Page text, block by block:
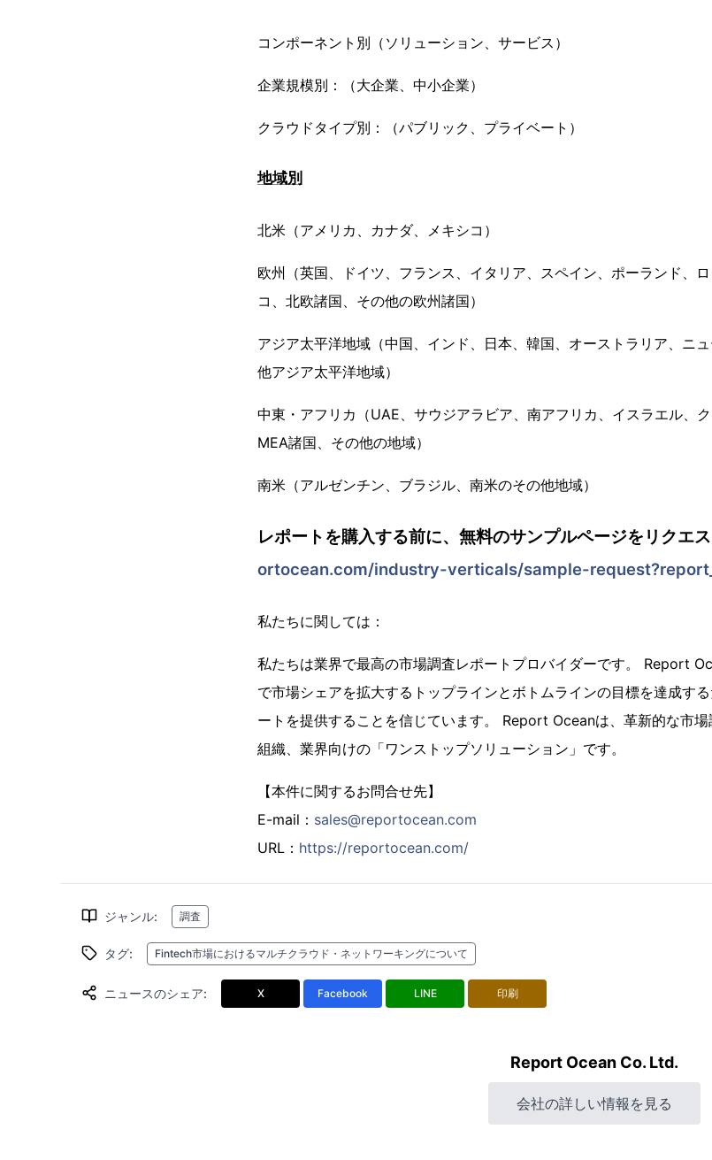
コンポーネント別（ソリューション、サービス）
企業規模別：（大企業、中小企業）
クラウドタイプ別：（パブリック、プライベート）
地域別
北米（アメリカ、カナダ、メキシコ）
欧州（英国、ドイツ、フランス、イタリア、スペイン、ポーランド、
コ、北欧諸国、その他の欧州諸国）
アジア太平洋地域（中国、インド、日本、韓国、オーストラリア、ニ
他アジア太平洋地域）
中東・アフリカ（UAE、サウジアラビア、南アフリカ、イスラエル、
MEA諸国、その他の地域）
南米（アルゼンチン、ブラジル、南米のその他地域）
レポートを購入する前に、無料のサンプルページをリクエ
ortocean.com/industry-verticals/sample-
私たちに関しては：
私たちは業界で最高の市場調査レポートプロバイダーです。 Report
で市場シェアを拡大するトップラインとボトムラインの目標を達成す
ートを提供することを信じています。 Report Oceanは、革新的な市場
組織、業界向けの「ワンストップソリューション」です。
【本件に関するお問合せ先】
E-mail： sales@reportocean.com
URL： https://reportocean.com/
ジャンル: 調査
タグ: Fintech市場におけるマルチクラウド・ネットワーキングについて
ニュースのシェア: X Facebook LINE 印刷
Report Ocean Co. Ltd.
会社の詳しい情報を見る